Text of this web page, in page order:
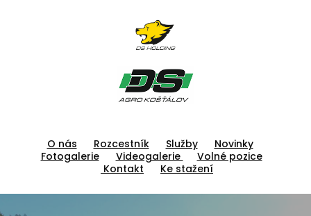
O nás Rozcestník Služby
Novinky
Fotogalerie
Videogalerie
Volné pozice
Kontakt
Ke stažení